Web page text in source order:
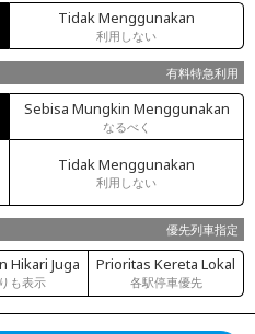
Tidak Menggunakan
利用しない
有料特急利用
Sebisa Mungkin Menggunakan
なるべく
Tidak Menggunakan
利用しない
優先列車指定
Hikari Juga
も表示
Prioritas Kereta Lokal
各駅停車優先